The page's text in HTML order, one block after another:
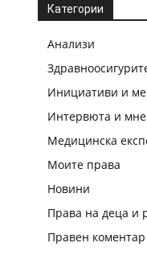
Категории
Анализи
Инициативи и
Интервюта и
Медицинска
Моите права
Новини
Права на деца и
Правен коментар